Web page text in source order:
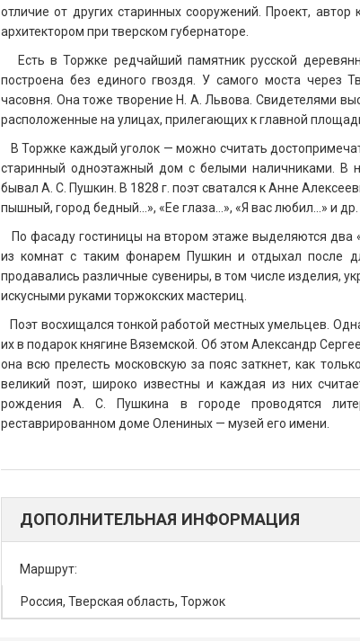
отличие от других старинных сооружений. Проект,
архитектором при тверском губернаторе.
Есть в Торжке редчайший памятник русской
построена без единого гвоздя. У самого моста через
часовня. Она тоже творение Н. А. Львова. Свидетелями
расположенные на улицах, прилегающих к главной
В Торжке каждый уголок — можно считать
старинный одноэтажный дом с белыми наличниками. В
бывал А. С. Пушкин. В 1828 г. поэт сватался к Анне
пышный, город бедный...», «Ее глаза...», «Я вас любил...» и др.
По фасаду гостиницы на втором этаже выделяются
из комнат с таким фонарем Пушкин и отдыхал после
продавались различные сувениры, в том числе
искусными руками торжокских мастериц.
Поэт восхищался тонкой работой местных умельцев.
их в подарок княгине Вяземской. Об этом Александр
она всю прелесть московскую за пояс заткнет, как
великий поэт, широко известны и каждая из них
рождения А. С. Пушкина в городе проводятся
реставрированном доме Олениных — музей его имени.
ДОПОЛНИТЕЛЬНАЯ ИНФОРМАЦИЯ
Маршрут:
Россия, Тверская область, Торжок